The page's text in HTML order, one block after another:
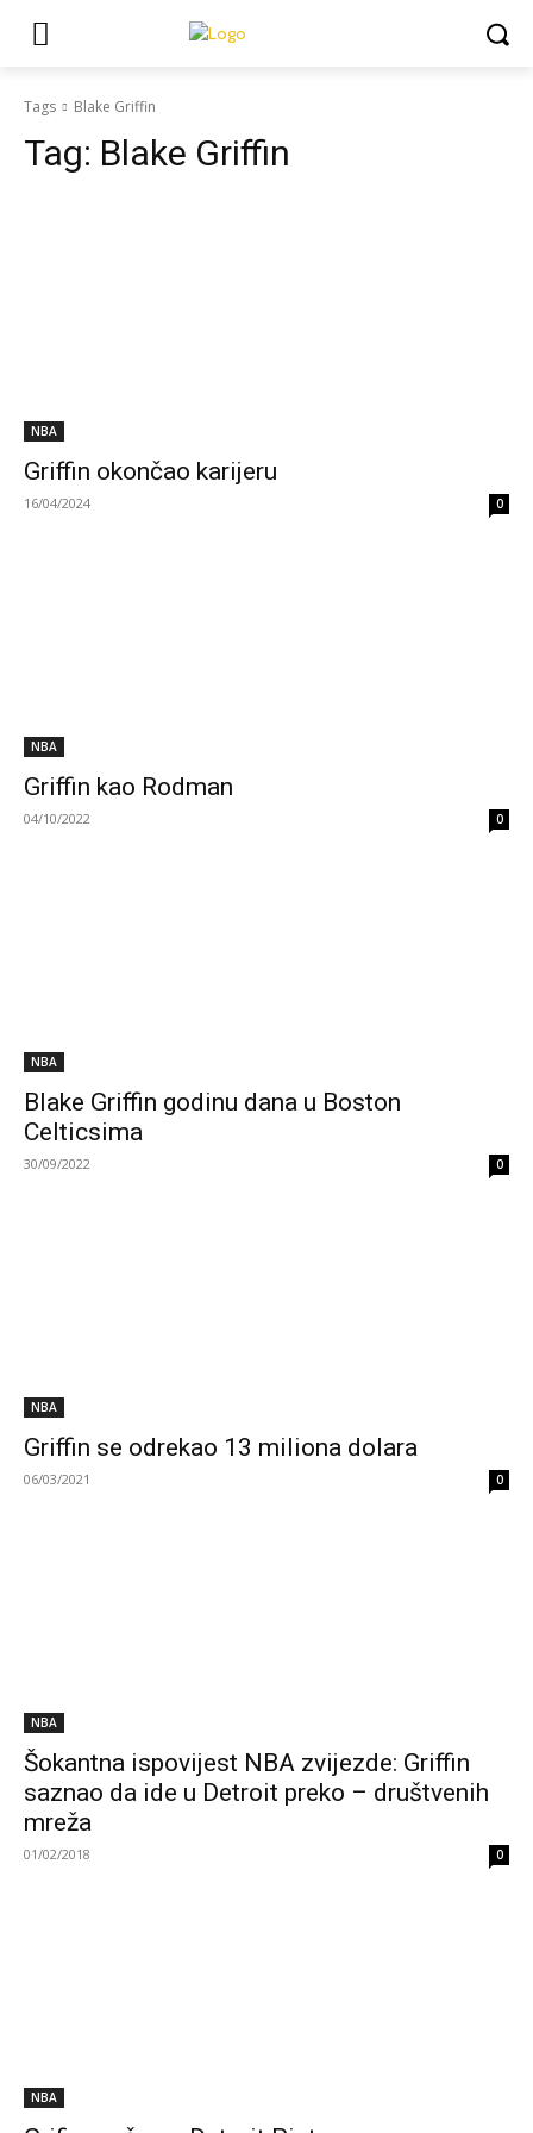
Tags Blake Griffin
Tag: Blake Griffin
NBA
Griffin okončao karijeru
16/04/2024 0
NBA
Griffin kao Rodman
04/10/2022 0
NBA
Blake Griffin godinu dana u Boston
Celticsima
30/09/2022 0
NBA
Griffin se odrekao 13 miliona dolara
06/03/2021 0
NBA
Šokantna ispovijest NBA zvijezde: Griffin
saznao da ide u Detroit preko – društvenih
mreža
01/02/2018 0
NBA